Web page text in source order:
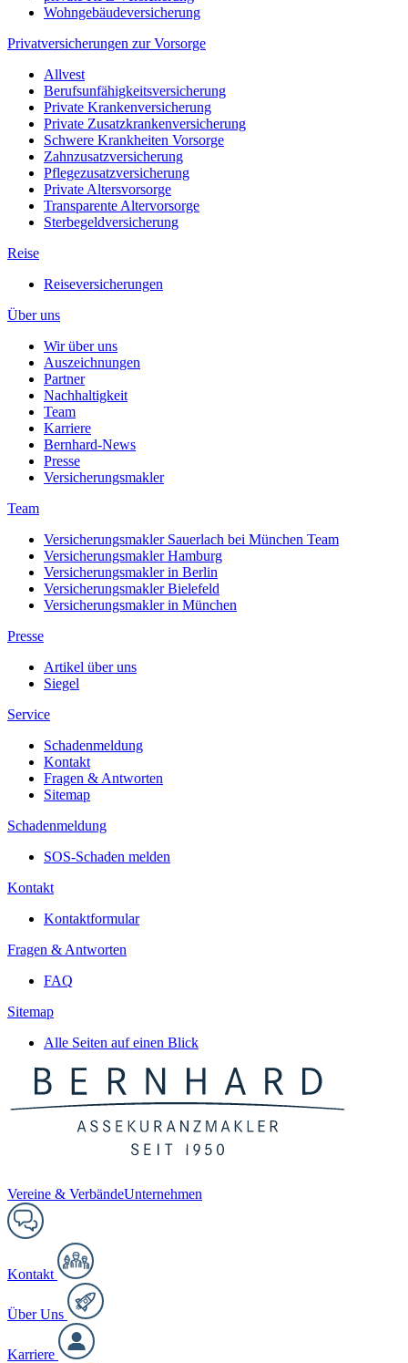
Wohngebäudeversicherung
Privatversicherungen zur Vorsorge
Allvest
Berufsunfähigkeitsversicherung
Private Krankenversicherung
Private Zusatzkrankenversicherung
Schwere Krankheiten Vorsorge
Zahnzusatzversicherung
Pflegezusatzversicherung
Private Altersvorsorge
Transparente Altervorsorge
Sterbegeldversicherung
Reise
Reiseversicherungen
Über uns
Wir über uns
Auszeichnungen
Partner
Nachhaltigkeit
Team
Karriere
Bernhard-News
Presse
Versicherungsmakler
Team
Versicherungsmakler Sauerlach bei München Team
Versicherungsmakler Hamburg
Versicherungsmakler in Berlin
Versicherungsmakler Bielefeld
Versicherungsmakler in München
Presse
Artikel über uns
Siegel
Service
Schadenmeldung
Kontakt
Fragen & Antworten
Sitemap
Schadenmeldung
SOS-Schaden melden
Kontakt
Kontaktformular
Fragen & Antworten
FAQ
Sitemap
Alle Seiten auf einen Blick
Vereine & VerbändeUnternehmen
Kontakt
Über Uns
Karriere